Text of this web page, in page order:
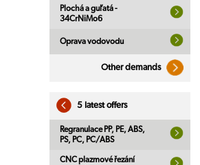
Plochá a guľatá -
34CrNiMo6
Oprava vodovodu
Other demands
5 latest offers
Regranulace PP, PE, ABS,
PS, PC, PC/ABS
CNC plazmové řezání